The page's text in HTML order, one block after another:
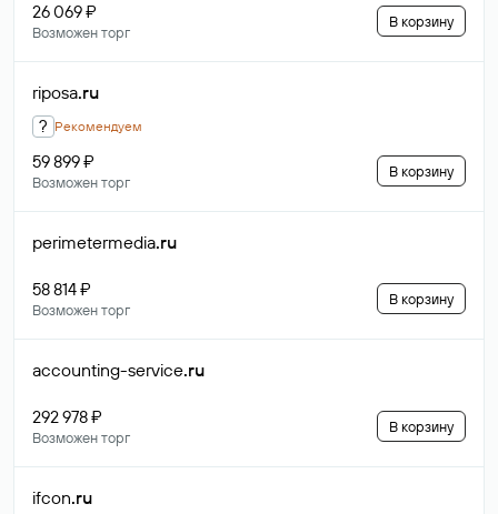
26 069 ₽
Возможен торг
В корзину
riposa.ru
? Рекомендуем
59 899 ₽
Возможен торг
В корзину
perimetermedia.ru
58 814 ₽
Возможен торг
В корзину
accounting-service.ru
292 978 ₽
Возможен торг
В корзину
ifcon.ru